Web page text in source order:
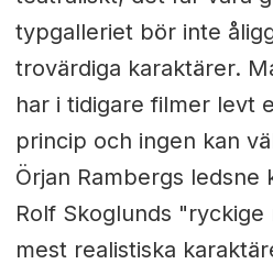
typgalleriet bör inte
trovärdiga karaktärer.
har i tidigare filmer levt
princip och ingen kan
Örjan Rambergs ledsne
Rolf Skoglunds
mest realistiska